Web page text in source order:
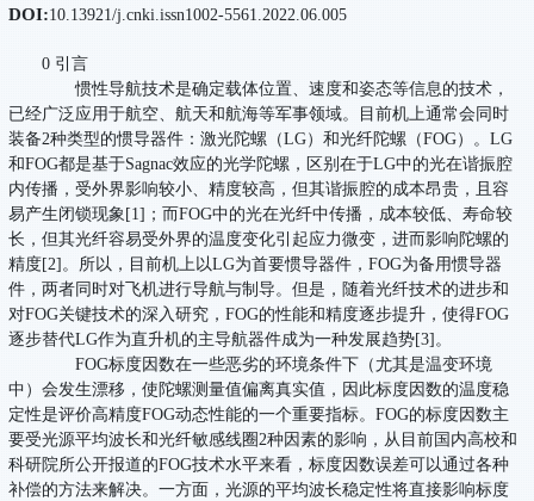
DOI:10.13921/j.cnki.issn1002-5561.2022.06.005
0 引言
惯性导航技术是确定载体位置、速度和姿态等信息的技术，
已经广泛应用于航空、航天和航海等军事领域。目前机上通常会同时
装备2种类型的惯导器件：激光陀螺（LG）和光纤陀螺（FOG）。LG
和FOG都是基于Sagnac效应的光学陀螺，区别在于LG中的光在谐振腔
内传播，受外界影响较小、精度较高，但其谐振腔的成本昂贵，且容
易产生闭锁现象[1]；而FOG中的光在光纤中传播，成本较低、寿命较
长，但其光纤容易受外界的温度变化引起应力微变，进而影响陀螺的
精度[2]。所以，目前机上以LG为首要惯导器件，FOG为备用惯导器
件，两者同时对飞机进行导航与制导。但是，随着光纤技术的进步和
对FOG关键技术的深入研究，FOG的性能和精度逐步提升，使得FOG
逐步替代LG作为直升机的主导航器件成为一种发展趋势[3]。
FOG标度因数在一些恶劣的环境条件下（尤其是温变环境
中）会发生漂移，使陀螺测量值偏离真实值，因此标度因数的温度稳
定性是评价高精度FOG动态性能的一个重要指标。FOG的标度因数主
要受光源平均波长和光纤敏感线圈2种因素的影响，从目前国内高校和
科研院所公开报道的FOG技术水平来看，标度因数误差可以通过各种
补偿的方法来解决。一方面，光源的平均波长稳定性将直接影响标度